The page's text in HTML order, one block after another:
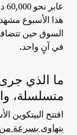
هذا الأسبوع
السوق حين تتضافر
في آنٍ واحد.
ما الذي
متسلسلة،
افتتح
يتهاوى بسرعة من 61,000 دولار إلى 58,000 دولار